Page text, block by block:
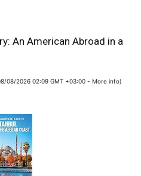
An American Abroad in a
08/2026 02:09 GMT +03:00 - More info)